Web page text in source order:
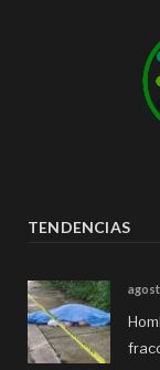
TENDENCIAS